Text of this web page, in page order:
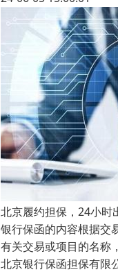
北京履约担保，24小时
银行保函的内容根据交
有关交易或项目的名称
北京银行保函担保有限